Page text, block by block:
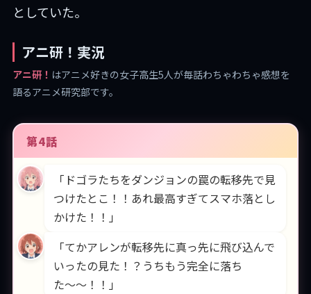
としていた。
アニ研！実況
アニ研！ はアニメ好きの女子高生5人が毎話わちゃわちゃ感想を
語るアニメ研究部です。
第4話
「ドゴラたちをダンジョンの罠の転移先で見
つけたとこ！！あれ最高すぎてスマホ落とし
かけた！！」
「てかアレンが転移先に真っ先に飛び込んで
いったの見た！？うちもう完全に落ち
た〜〜！！」